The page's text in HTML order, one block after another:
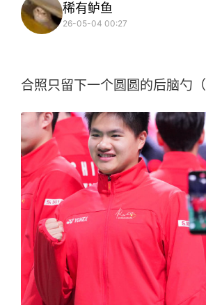
稀有鲈鱼
26-05-04 00:27
合照只留下一个圆圆的后脑勺（ ​